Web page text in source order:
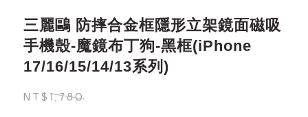
三麗鷗 防摔合金框隱形立架鏡面磁吸
手機殼-魔鏡布丁狗-黑框(iPhone
17/16/15/14/13系列)
NT$1,780